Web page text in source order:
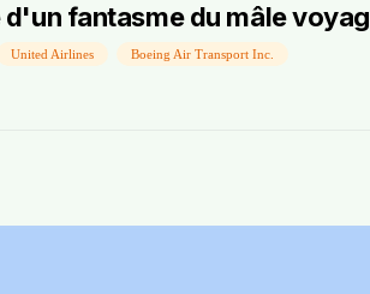
d'un fantasme du mâle
United Airlines Boeing Air Transport Inc.